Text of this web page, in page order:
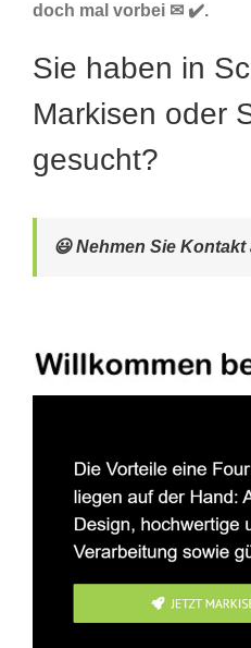
doch mal vorbei ✉ ✔️.
Sie haben in
Markisen oder
gesucht?
😃 Nehmen Sie Kontakt